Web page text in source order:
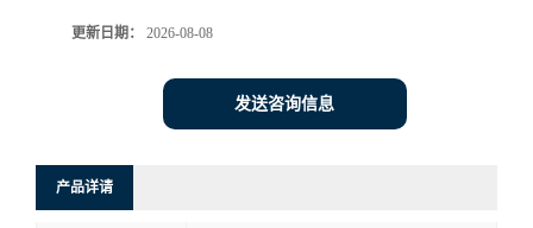
更新日期： 2026-08-08
发送咨询信息
产品详请